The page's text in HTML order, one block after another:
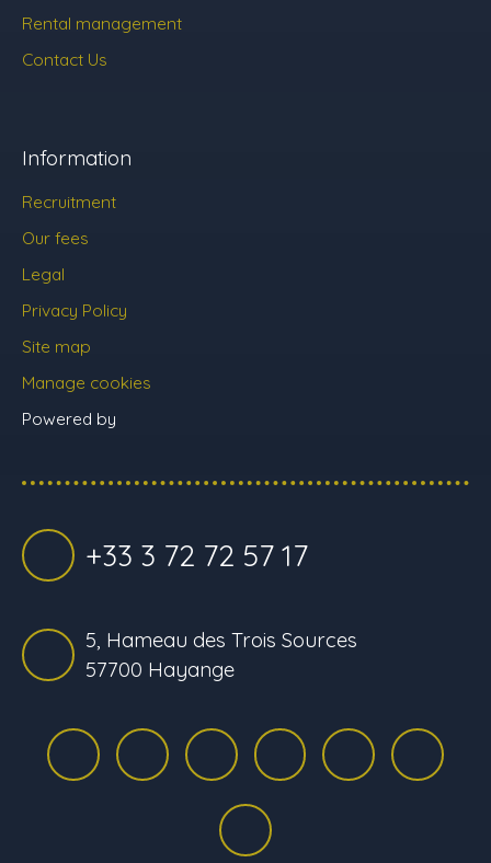
Rental management
Contact Us
Information
Recruitment
Our fees
Legal
Privacy Policy
Site map
Manage cookies
Powered by
+33 3 72 72 57 17
5, Hameau des Trois Sources
57700 Hayange